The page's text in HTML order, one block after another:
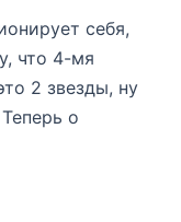
себя,
что 4-мя
2 звезды, ну
о